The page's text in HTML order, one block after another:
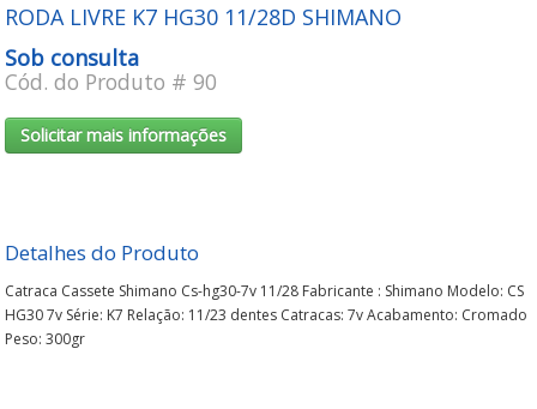
Vestuário Bicicletas
Toda a Loja
RODA LIVRE K7 HG30 11/28D SHIMANO
Sob consulta
Cód. do Produto # 90
Solicitar mais informações
Detalhes do Produto
Catraca Cassete Shimano Cs-hg30-7v 11/28 Fabricante : Shimano Modelo: CS
HG30 7v Série: K7 Relação: 11/23 dentes Catracas: 7v Acabamento: Cromado
Peso: 300gr